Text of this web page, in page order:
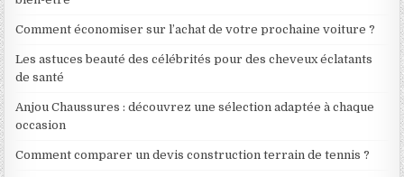
Comment économiser sur l’achat de votre prochaine voiture ?
Les astuces beauté des célébrités pour des cheveux éclatants
de santé
Anjou Chaussures : découvrez une sélection adaptée à chaque
occasion
Comment comparer un devis construction terrain de tennis ?